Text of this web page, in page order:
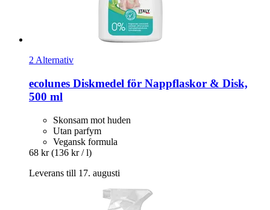
2 Alternativ
ecolunes Diskmedel för Nappflaskor & Disk,
500 ml
Skonsam mot huden
Utan parfym
Vegansk formula
68 kr (136 kr / l)
Leverans till 17. augusti